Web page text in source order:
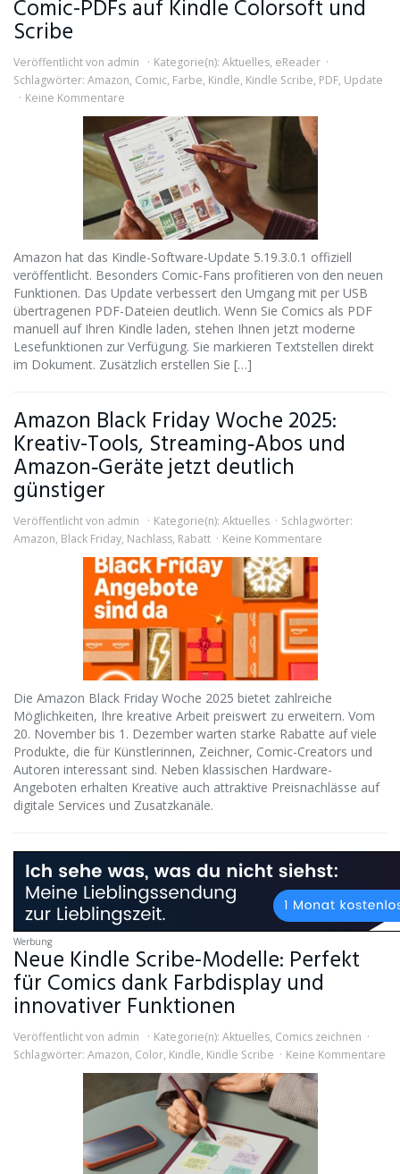
Comic-PDFs auf Kindle Colorsoft und
Scribe
Veröffentlicht von admin Kategorie(n): Aktuelles, eReader
Schlagwörter: Amazon, Comic, Farbe, Kindle, Kindle Scribe, PDF, Update
Keine Kommentare
Amazon hat das Kindle-Software-Update 5.19.3.0.1 offiziell
veröffentlicht. Besonders Comic-Fans profitieren von den neuen
Funktionen. Das Update verbessert den Umgang mit per USB
übertragenen PDF-Dateien deutlich. Wenn Sie Comics als PDF
manuell auf Ihren Kindle laden, stehen Ihnen jetzt moderne
Lesefunktionen zur Verfügung. Sie markieren Textstellen direkt
im Dokument. Zusätzlich erstellen Sie […]
Amazon Black Friday Woche 2025:
Kreativ-Tools, Streaming‑Abos und
Amazon‑Geräte jetzt deutlich
günstiger
Veröffentlicht von admin Kategorie(n): Aktuelles
Schlagwörter:
Amazon, Black Friday, Nachlass, Rabatt Keine Kommentare
Die Amazon Black Friday Woche 2025 bietet zahlreiche
Möglichkeiten, Ihre kreative Arbeit preiswert zu erweitern. Vom
20. November bis 1. Dezember warten starke Rabatte auf viele
Produkte, die für Künstlerinnen, Zeichner, Comic-Creators und
Autoren interessant sind. Neben klassischen Hardware-
Angeboten erhalten Kreative auch attraktive Preisnachlässe auf
digitale Services und Zusatzkanäle.
Werbung
Neue Kindle Scribe-Modelle: Perfekt
für Comics dank Farbdisplay und
innovativer Funktionen
Veröffentlicht von admin Kategorie(n): Aktuelles, Comics zeichnen
Schlagwörter: Amazon, Color, Kindle, Kindle Scribe Keine Kommentare